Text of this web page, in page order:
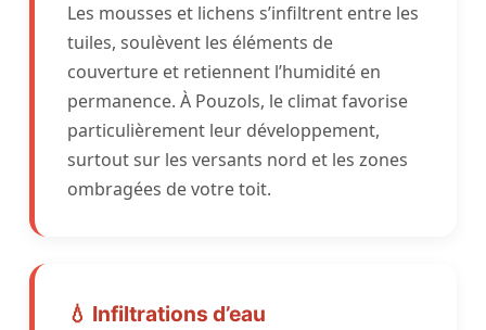
Les mousses et lichens s’infiltrent entre les
tuiles, soulèvent les éléments de
couverture et retiennent l’humidité en
permanence. À Pouzols, le climat favorise
particulièrement leur développement,
surtout sur les versants nord et les zones
ombragées de votre toit.
💧 Infiltrations d’eau